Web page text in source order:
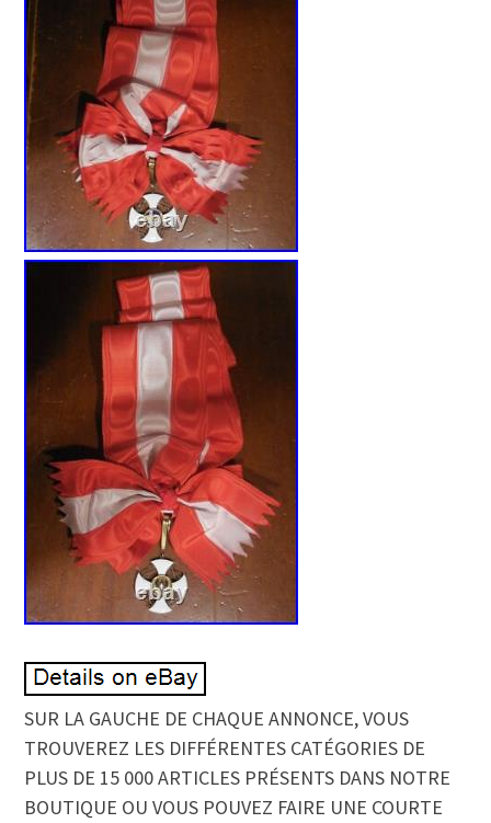
SUR LA GAUCHE DE CHAQUE ANNONCE, VOUS
TROUVEREZ LES DIFFÉRENTES CATÉGORIES DE
PLUS DE 15 000 ARTICLES PRÉSENTS DANS NOTRE
BOUTIQUE OU VOUS POUVEZ FAIRE UNE COURTE